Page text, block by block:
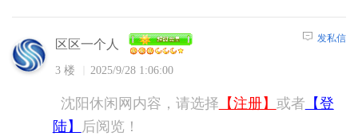
区区一个人
3 楼 2025/9/28 1:06:00
发私信
沈阳休闲网内容，请选择 【注册】 或者 【登
陆】
后阅览！